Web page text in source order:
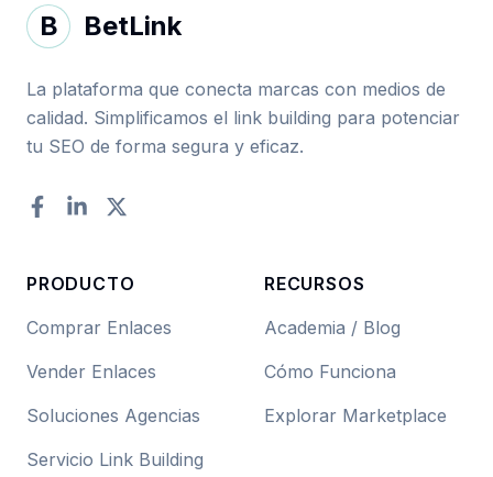
B BetLink
La plataforma que conecta marcas con medios de
calidad. Simplificamos el link building para potenciar
tu SEO de forma segura y eficaz.
Facebook
LinkedInTwitter
PRODUCTO
Comprar Enlaces
Vender Enlaces
Soluciones Agencias
Servicio Link Building
RECURSOS
Academia / Blog
Cómo Funciona
Explorar Marketplace